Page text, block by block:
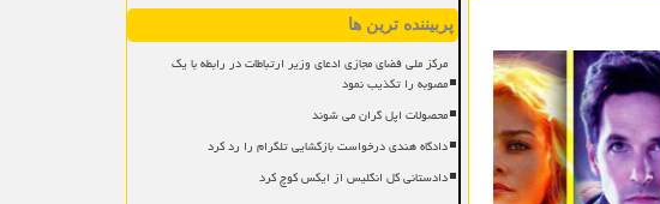
پربیننده ترین ها
مرکز ملی فضای مجازی ادعای وزیر ارتباطات در رابطه با یک
مصوبه را تکذیب نمود
محصولات اپل گران می شوند
دادگاه هندی درخواست بازگشایی تلگرام را رد کرد
دادستانی کل انگلیس از ایکس کوچ کرد